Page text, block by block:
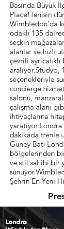
Basında Büyük
Place!Tenisin
Wimbledon’da
odaklı 135
seçkin
alanlar ve hızlı
çevrili ayrıcalıklı
aralıyor.Stüdyo,
seçenekleriyle
concierge
salonu,
çalışma alanı
ihtiyaçlarına
dakikada trenle
Güney Batı
bölgelerinden
ve stil sahibi bir
Şehrin En Yeni